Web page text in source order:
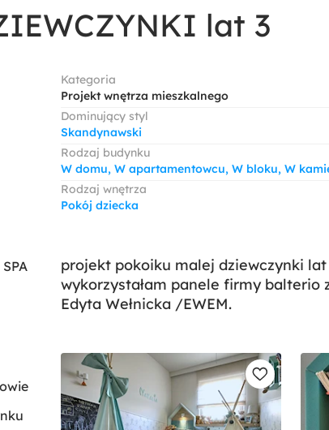
lat 3
Kategoria
Projekt wnętrza mieszkalnego
Dominujący styl
Skandynawski
Rodzaj budynku
W domu, W apartamentowcu, W bloku, W
Rodzaj wnętrza
Pokój dziecka
projekt pokoiku malej dziewczynki
wykorzystałam panele firmy
Edyta Wełnicka /EWEM.